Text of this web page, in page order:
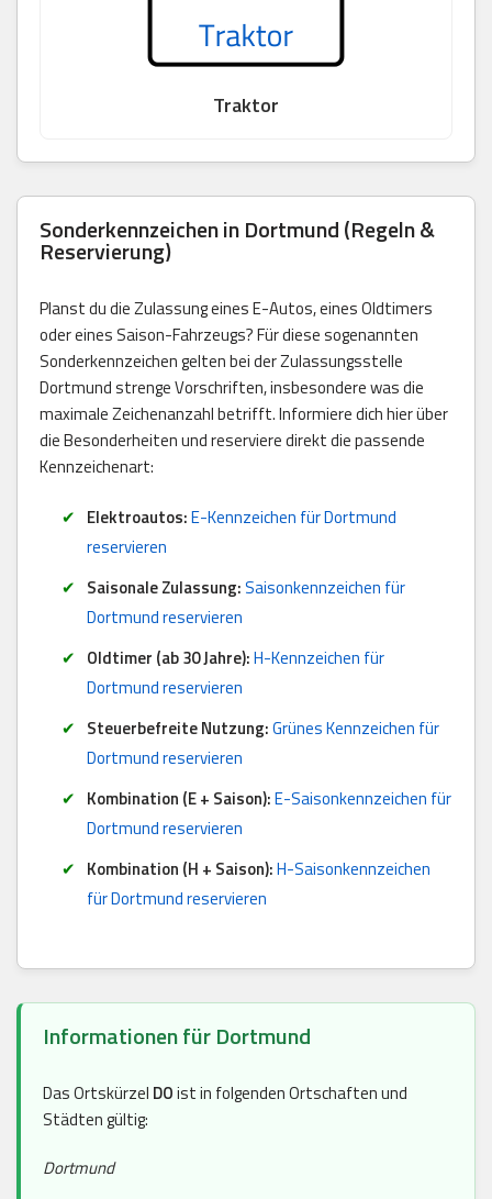
Traktor
Sonderkennzeichen in Dortmund (Regeln &
Reservierung)
Planst du die Zulassung eines E-Autos, eines Oldtimers
oder eines Saison-Fahrzeugs? Für diese sogenannten
Sonderkennzeichen gelten bei der Zulassungsstelle
Dortmund strenge Vorschriften, insbesondere was die
maximale Zeichenanzahl betrifft. Informiere dich hier über
die Besonderheiten und reserviere direkt die passende
Kennzeichenart:
Elektroautos:E-Kennzeichen für Dortmund
reservieren
Saisonale Zulassung:Saisonkennzeichen für
Dortmund reservieren
Oldtimer (ab 30 Jahre):H-Kennzeichen für
Dortmund reservieren
Steuerbefreite Nutzung:Grünes Kennzeichen für
Dortmund reservieren
Kombination (E + Saison):E-Saisonkennzeichen für
Dortmund reservieren
Kombination (H + Saison):H-Saisonkennzeichen
für Dortmund reservieren
Informationen für Dortmund
Das Ortskürzel DOist in folgenden Ortschaften und
Städten gültig:
Dortmund